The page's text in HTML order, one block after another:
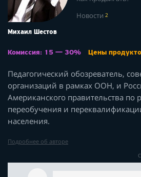
Михаил Шестов
Новости2
Комиссия: 15 — 30% Цены
Педагогический обозреватель,
организаций в рамках ООН, и
Американского правительства
переобучения и
населения.
Подробнее об авторе